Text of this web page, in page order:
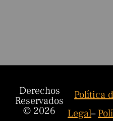
Derechos
Reservados
© 2026
Política
Legal–